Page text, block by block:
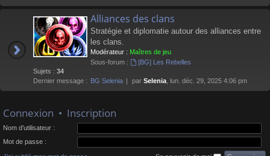
Alliances des clans
Stratégie et diplomatie autour des alliances entre
les clans.
Modérateur : Maîtres de jeu
Sous-forum :
[BG] Les Rebelles
Sujets : 34
Dernier message : BG Selenia par Selenia , lun. déc. 29, 2025 4:06 pm
Connexion • Inscription
Nom d’utilisateur :
Mot de passe :